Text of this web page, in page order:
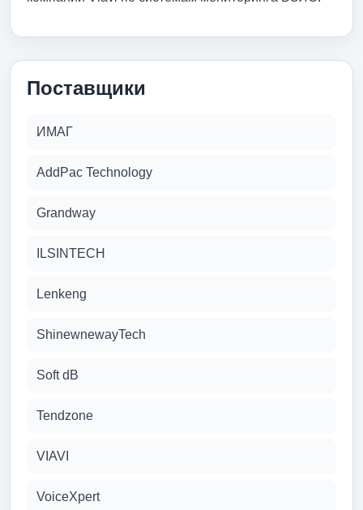
Поставщики
ИМАГ
AddPac Technology
Grandway
ILSINTECH
Lenkeng
ShinewnewayTech
Soft dB
Tendzone
VIAVI
VoiceXpert